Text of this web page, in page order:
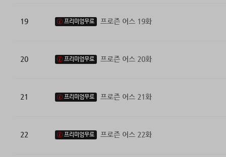
19 프리미엄무료 프로즌 어스 19화
20 프리미엄무료 프로즌 어스 20화
21 프리미엄무료 프로즌 어스 21화
22 프리미엄무료 프로즌 어스 22화